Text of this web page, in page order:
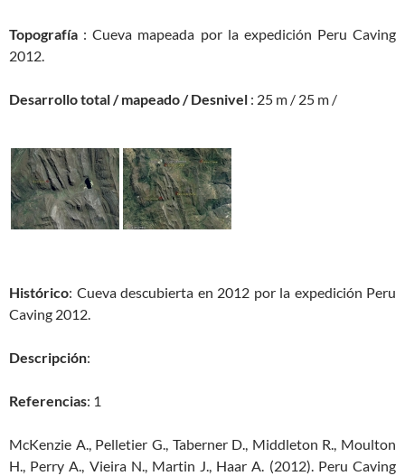
Topografía : Cueva mapeada por la expedición Peru Caving
2012.
Desarrollo total / mapeado / Desnivel : 25 m / 25 m /
Histórico: Cueva descubierta en 2012 por la expedición Peru
Caving 2012.
Descripción:
Referencias: 1
McKenzie A., Pelletier G., Taberner D., Middleton R., Moulton
H., Perry A., Vieira N., Martin J., Haar A. (2012). Peru Caving